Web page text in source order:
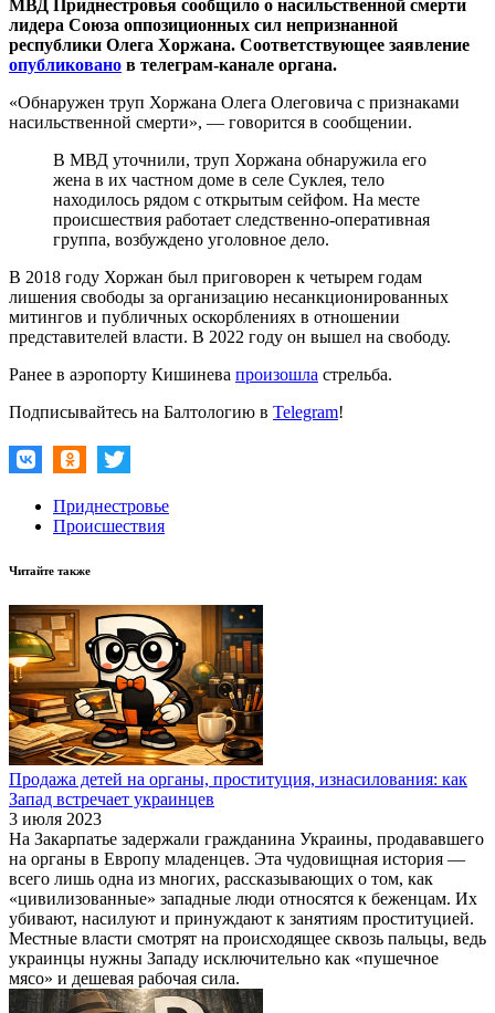
МВД Приднестровья сообщило о насильственной смерти
лидера Союза оппозиционных сил непризнанной
республики Олега Хоржана. Соответствующее заявление
опубликовано в телеграм-канале органа.
«Обнаружен труп Хоржана Олега Олеговича с признаками
насильственной смерти», — говорится в сообщении.
В МВД уточнили, труп Хоржана обнаружила его
жена в их частном доме в селе Суклея, тело
находилось рядом с открытым сейфом. На месте
происшествия работает следственно-оперативная
группа, возбуждено уголовное дело.
В 2018 году Хоржан был приговорен к четырем годам
лишения свободы за организацию несанкционированных
митингов и публичных оскорблениях в отношении
представителей власти. В 2022 году он вышел на свободу.
Ранее в аэропорту Кишинева произошла стрельба.
Подписывайтесь на Балтологию в Telegram!
Приднестровье
Происшествия
Читайте также
Продажа детей на органы, проституция, изнасилования: как
Запад встречает украинцев
3 июля 2023
На Закарпатье задержали гражданина Украины, продававшего
на органы в Европу младенцев. Эта чудовищная история —
всего лишь одна из многих, рассказывающих о том, как
«цивилизованные» западные люди относятся к беженцам. Их
убивают, насилуют и принуждают к занятиям проституцией.
Местные власти смотрят на происходящее сквозь пальцы, ведь
украинцы нужны Западу исключительно как «пушечное
мясо» и дешевая рабочая сила.